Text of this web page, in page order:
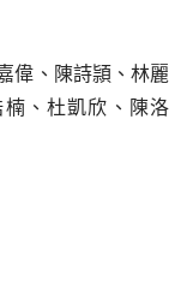
偉、陳詩頴、林麗
、杜凱欣、陳洛